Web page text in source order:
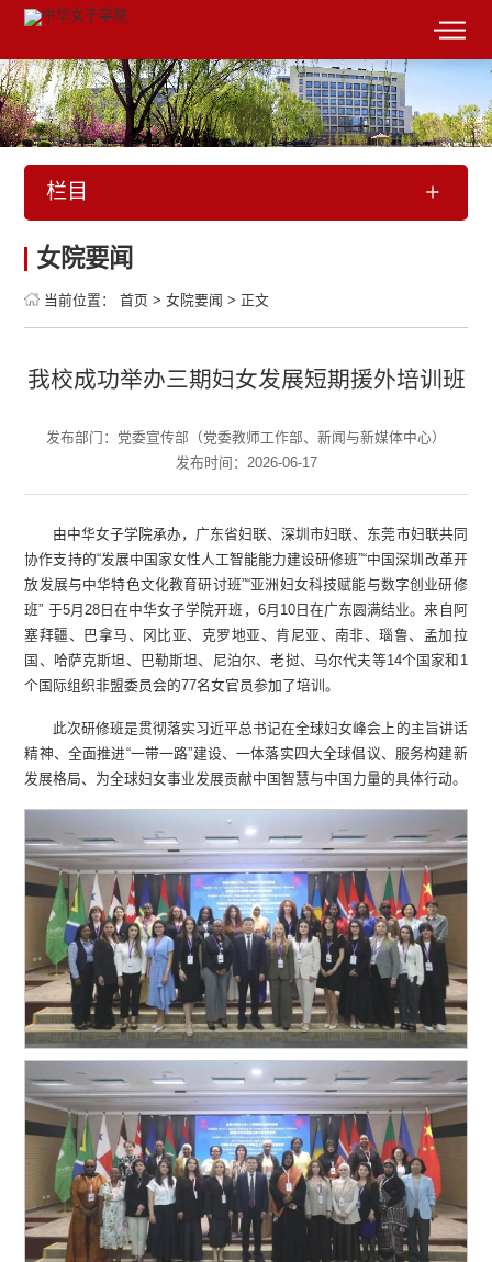
栏目
女院要闻
当前位置： 首页 > 女院要闻 > 正文
我校成功举办三期妇女发展短期援外培训班
发布部门：党委宣传部（党委教师工作部、新闻与新媒体中心）
发布时间：2026-06-17
由中华女子学院承办，广东省妇联、深圳市妇联、东莞市妇联共同
协作支持的“发展中国家女性人工智能能力建设研修班”“中国深圳改革开
放发展与中华特色文化教育研讨班”“亚洲妇女科技赋能与数字创业研修
班” 于5月28日在中华女子学院开班，6月10日在广东圆满结业。来自阿
塞拜疆、巴拿马、冈比亚、克罗地亚、肯尼亚、南非、瑙鲁、孟加拉
国、哈萨克斯坦、巴勒斯坦、尼泊尔、老挝、马尔代夫等14个国家和1
个国际组织非盟委员会的77名女官员参加了培训。
此次研修班是贯彻落实习近平总书记在全球妇女峰会上的主旨讲话
精神、全面推进“一带一路”建设、一体落实四大全球倡议、服务构建新
发展格局、为全球妇女事业发展贡献中国智慧与中国力量的具体行动。